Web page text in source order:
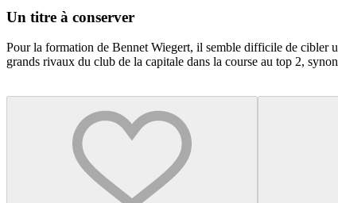
Un titre à conserver
Pour la formation de Bennet Wiegert, il semble difficile de cibler
grands rivaux du club de la capitale dans la course au top 2,